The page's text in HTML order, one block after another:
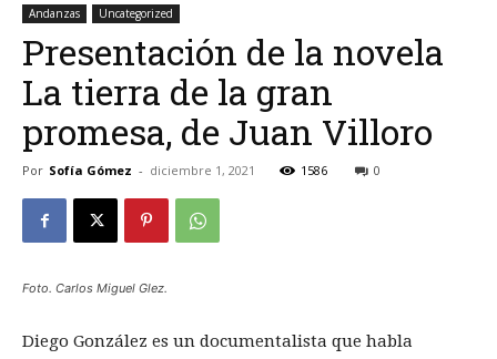
Mx
Andanzas Uncategorized
Presentación de la novela
La tierra de la gran
promesa, de Juan Villoro
Por Sofía Gómez - diciembre 1, 2021 1586 0
Foto. Carlos Miguel Glez.
Diego González es un documentalista que habla